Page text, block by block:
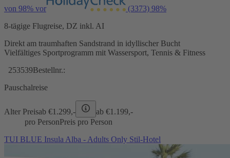
von 98% vor (3373) 98%
8-tägige Flugreise, DZ inkl. AI
Direkt am traumhaften Sandstrand in idyllischer Bucht
Vielfältiges Sportprogramm mit Wassersport, Tennis & Fitness
253539Bestellnr.:
Pauschalreise
Alter Preisab €1.299,- ab €1.199,-
pro PersonPreis pro Person
TUI BLUE Insula Alba - Adults Only Stil-Hotel